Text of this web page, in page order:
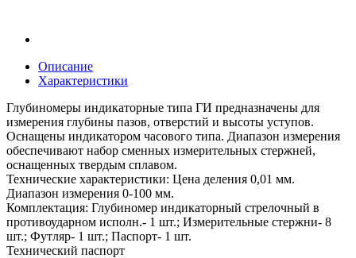
Описание
Характеристики
Глубиномеры индикаторные типа ГИ предназначены для
измерения глубины пазов, отверстий и высоты уступов.
Оснащены индикатором часового типа. Диапазон измерения
обеспечивают набор сменных измерительных стержней,
оснащенных твердым сплавом.
Технические характеристики: Цена деления 0,01 мм.
Диапазон измерения 0-100 мм.
Комплектация: Глубиномер индикаторный стрелочный в
противоударном исполн.- 1 шт.; Измерительные стержни- 8
шт.; Футляр- 1 шт.; Паспорт- 1 шт.
Технический паспорт